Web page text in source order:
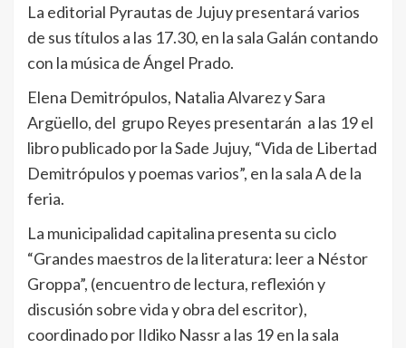
La editorial Pyrautas de Jujuy presentará varios
de sus títulos a las 17.30, en la sala Galán contando
con la música de Ángel Prado.
Elena Demitrópulos, Natalia Alvarez y Sara
Argüello, del grupo Reyes presentarán a las 19 el
libro publicado por la Sade Jujuy, “Vida de Libertad
Demitrópulos y poemas varios”, en la sala A de la
feria.
La municipalidad capitalina presenta su ciclo
“Grandes maestros de la literatura: leer a Néstor
Groppa”, (encuentro de lectura, reflexión y
discusión sobre vida y obra del escritor),
coordinado por Ildiko Nassr a las 19 en la sala